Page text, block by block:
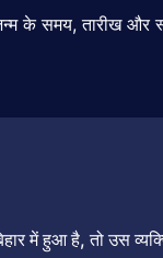
केसमय,तारीख और
मेंहुआहै,तोउस